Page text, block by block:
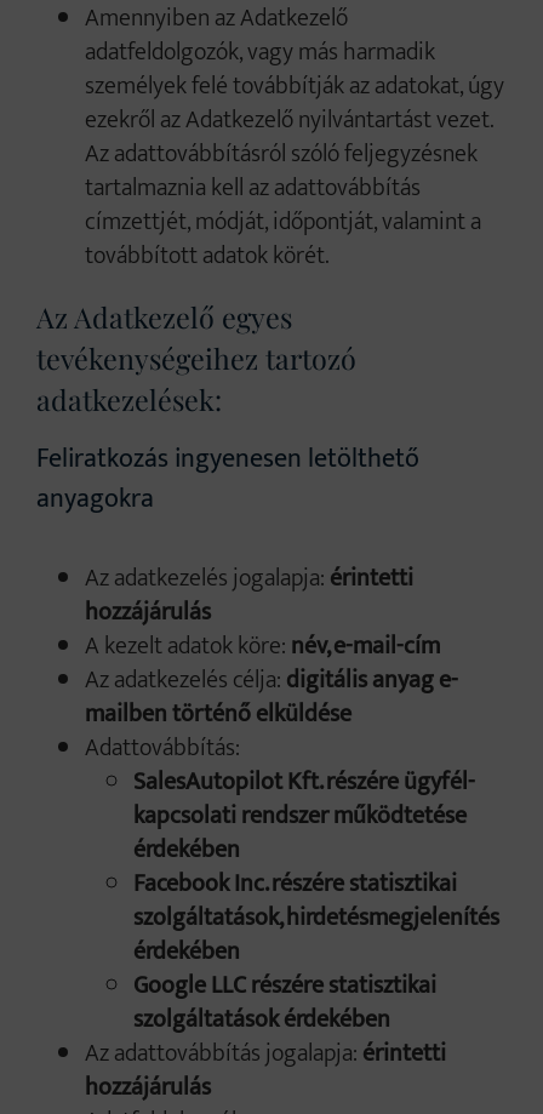
Amennyiben az Adatkezelő
adatfeldolgozók, vagy más harmadik
személyek felé továbbítják az adatokat, úgy
ezekről az Adatkezelő nyilvántartást vezet.
Az adattovábbításról szóló feljegyzésnek
tartalmaznia kell az adattovábbítás
címzettjét, módját, időpontját, valamint a
továbbított adatok körét.
Az Adatkezelő egyes
tevékenységeihez tartozó
adatkezelések:
Feliratkozás ingyenesen letölthető
anyagokra
Az adatkezelés jogalapja:érintetti
hozzájárulás
A kezelt adatok köre:név, e-mail-cím
Az adatkezelés célja:digitális anyag e-
mailben történő elküldése
Adattovábbítás:
SalesAutopilot Kft. részére ügyfél-
kapcsolati rendszer működtetése
érdekében
Facebook Inc. részére statisztikai
szolgáltatások, hirdetésmegjelenítés
érdekében
Google LLC részére statisztikai
szolgáltatások érdekében
Az adattovábbítás jogalapja:érintetti
hozzájárulás